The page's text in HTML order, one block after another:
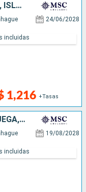
DINAMARCA, ALEMANIA, NORUEGA, ISLAS MALVINAS
24/06/2028
1,216 +Tasas
incluidas
ALEMANIA, ISLAS MALVINAS, NORUEGA, DINAMARCA
19/08/2028
incluidas